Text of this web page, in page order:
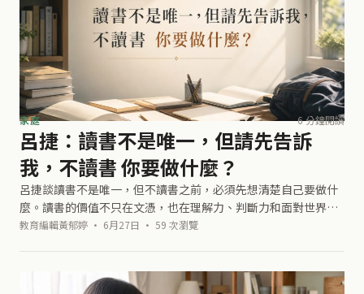
家庭 6 分鐘閱讀
呂捷：讀書不是唯一，但請先告訴
我，不讀書 你要做什麼？
呂捷談讀書不是唯一，但不讀書之前，必須先想清楚自己要做什
麼。讀書的價值不只在文憑，也在理解力、判斷力和面對世界的
底氣。拿少數休學成功的人當理由前，更該問自己：離開讀書這
教育編輯黃郁婷 · 6月27日 · 59 次瀏覽